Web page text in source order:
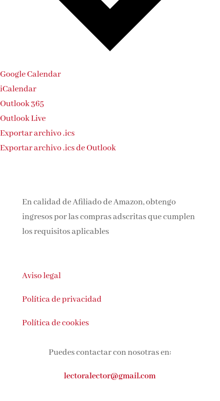
Google Calendar
iCalendar
Outlook 365
Outlook Live
Exportar archivo .ics
Exportar archivo .ics de Outlook
En calidad de Afiliado de Amazon, obtengo
ingresos por las compras adscritas que cumplen
los requisitos aplicables
Aviso legal
Política de privacidad
Política de cookies
Puedes contactar con nosotras en:
lectoralector@gmail.com